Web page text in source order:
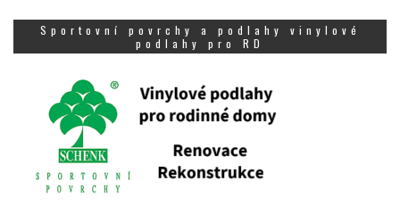
Sportovní povrchy a podlahy vinylové
podlahy pro RD